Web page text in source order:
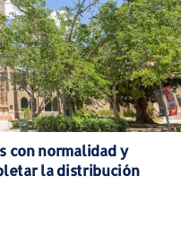
con normalidad y
la distribución